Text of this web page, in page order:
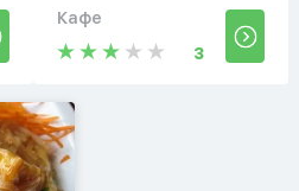
Кафе
3